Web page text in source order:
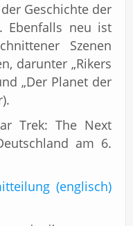
Geschichte der
Ebenfalls neu ist
Szenen
darunter „Rikers
„Der Planet der
Trek: The Next
am 6.
(englisch)